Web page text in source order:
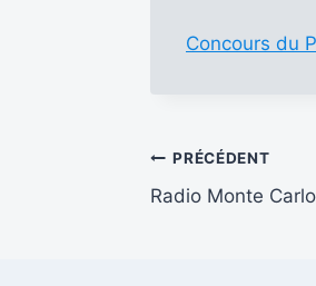
Concours du
Navigation
de
PRÉCÉDENT
Radio Monte Carlo